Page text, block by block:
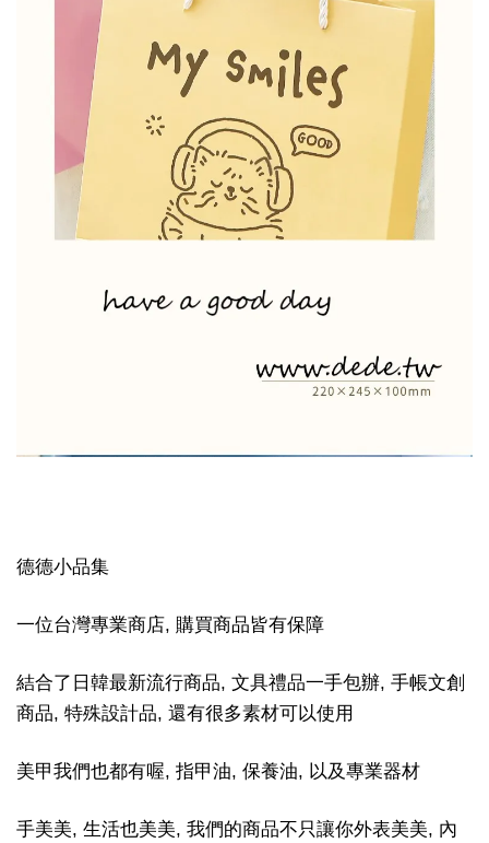
德德小品集
一位台灣專業商店, 購買商品皆有保障
結合了日韓最新流行商品, 文具禮品一手包辦, 手帳文創
商品, 特殊設計品, 還有很多素材可以使用
美甲我們也都有喔, 指甲油, 保養油, 以及專業器材
手美美, 生活也美美, 我們的商品不只讓你外表美美, 內